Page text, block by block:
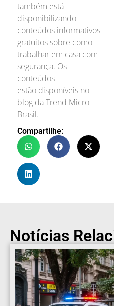
também está
disponibilizando
conteúdos informativos
gratuitos sobre como
trabalhar em casa com
segurança. Os
conteúdos
estão disponíveis no
blog da Trend Micro
Brasil.
Compartilhe:
Notícias